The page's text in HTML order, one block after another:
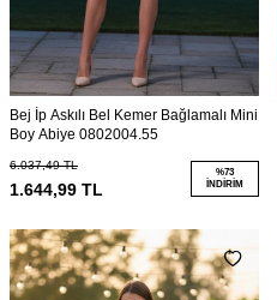
Bej İp Askılı Bel Kemer Bağlamalı Mini
Boy Abiye 0802004.55
6.037,49TL
1.644,99 TL
%73
İNDIRIM